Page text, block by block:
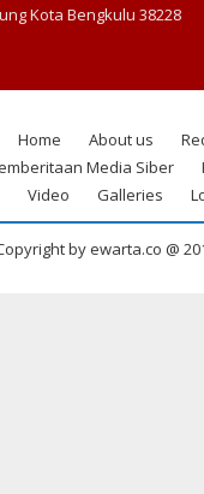
Kota Bengkulu 38228
Home About us
Media Siber
Video
Galleries
by ewarta.co @